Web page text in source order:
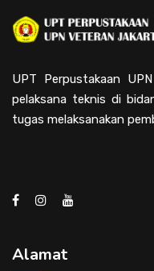
UPT Perpustakaan
pelaksana teknis di
tugas melaksanakan
Alamat